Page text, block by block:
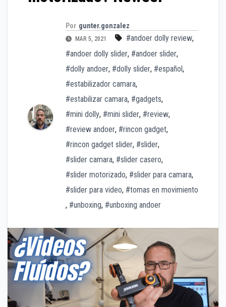
Por gunter.gonzalez
MAR 5, 2021 #andoer dolly review,
#andoer dolly slider, #andoer slider,
#dolly andoer, #dolly slider, #español,
#estabilizador camara,
#estabilizar camara, #gadgets,
#mini dolly, #mini slider, #review,
#review andoer, #rincon gadget,
#rincon gadget slider, #slider,
#slider camara, #slider casero,
#slider motorizado, #slider para camara,
#slider para video, #tomas en movimiento
, #unboxing, #unboxing andoer